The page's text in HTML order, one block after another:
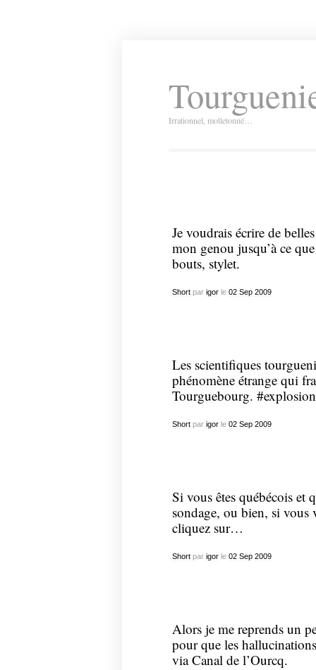
Irrationnel, molletonné…
Je voudrais écrire de
mon genou jusqu’à ce
bouts, stylet.
Shortpar igorle 02 Sep 2009
Les scientifiques
phénomène étrange qui
Tourguebourg.
Shortpar igorle 02 Sep 2009
Si vous êtes québécois et
sondage, ou bien, si vous
cliquez sur…
Shortpar igorle 02 Sep 2009
Alors je me reprends un
pour que les
via Canal de l’Ourcq.